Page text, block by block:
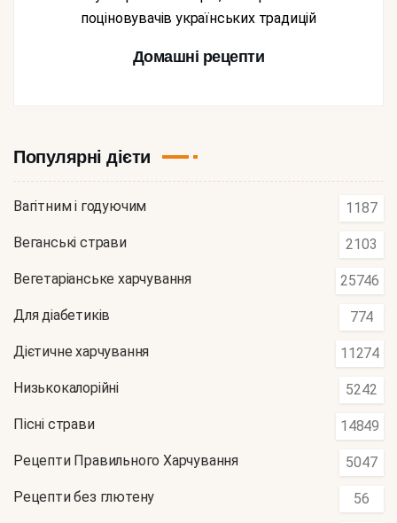
поціновувачів українських традицій
Домашні рецепти
Популярні дієти
Вагітним і годуючим 1187
Веганські страви 2103
Вегетаріанське харчування 25746
Для діабетиків 774
Дієтичне харчування 11274
Низькокалорійні 5242
Пісні страви 14849
Рецепти Правильного Харчування 5047
Рецепти без глютену 56